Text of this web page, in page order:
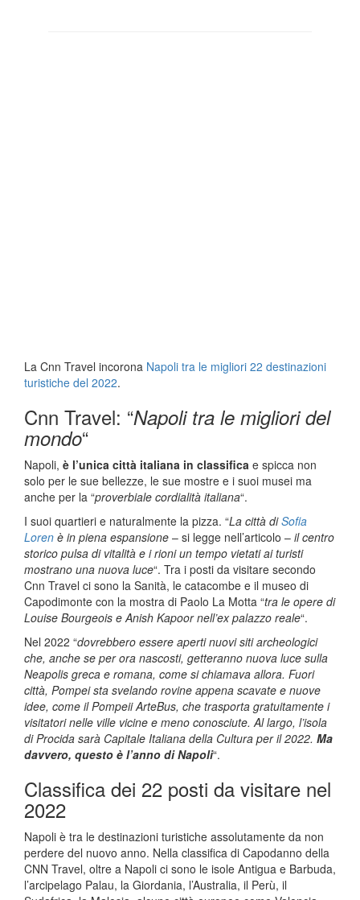
La Cnn Travel incorona Napoli tra le migliori 22 destinazioni
turistiche del 2022.
Cnn Travel: “Napoli tra le migliori del
mondo“
Napoli, è l’unica città italiana in classifica e spicca non
solo per le sue bellezze, le sue mostre e i suoi musei ma
anche per la “proverbiale cordialità italiana“.
I suoi quartieri e naturalmente la pizza. “La città diSofia
Loren è in piena espansione – si legge nell’articolo – il centro
storico pulsa di vitalità e i rioni un tempo vietati ai turisti
mostrano una nuova luce“. Tra i posti da visitare secondo
Cnn Travel ci sono la Sanità, le catacombe e il museo di
Capodimonte con la mostra di Paolo La Motta “tra le opere di
Louise Bourgeois e Anish Kapoor nell’ex palazzo reale“.
Nel 2022 “dovrebbero essere aperti nuovi siti archeologici
che, anche se per ora nascosti, getteranno nuova luce sulla
Neapolis greca e romana, come si chiamava allora. Fuori
città, Pompei sta svelando rovine appena scavate e nuove
idee, come il Pompeii ArteBus, che trasporta gratuitamente i
visitatori nelle ville vicine e meno conosciute. Al largo, l’isola
di Procida sarà Capitale Italiana della Cultura per il 2022. Ma
davvero, questo è l’anno di Napoli“.
Classifica dei 22 posti da visitare nel
2022
Napoli è tra le destinazioni turistiche assolutamente da non
perdere del nuovo anno. Nella classifica di Capodanno della
CNN Travel, oltre a Napoli ci sono le isole Antigua e Barbuda,
l’arcipelago Palau, la Giordania, l’Australia, il Perù, il